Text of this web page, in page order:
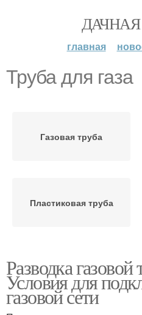
главная
Труба для газа
Газовая труба
Пластиковая труба
Трубы в частном доме
Разводка
Условия для
газовой сети